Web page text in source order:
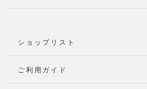
ショップリスト
ご利用ガイド